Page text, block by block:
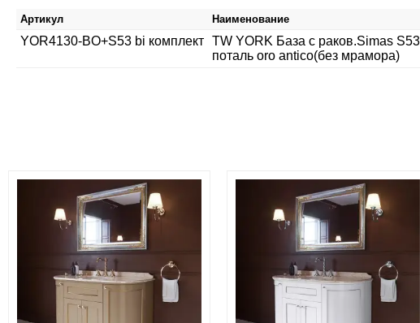
Артикул Наименование
YOR4130-BO+S53 bi комплект TW YORK База с раков.Simas
поталь oro antico(без мрамора)